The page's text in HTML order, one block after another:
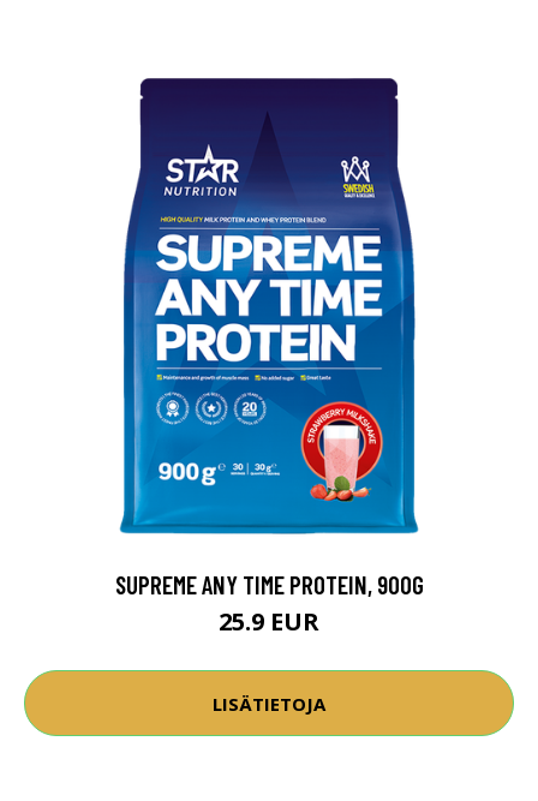
SUPREME ANY TIME PROTEIN, 900G
25.9 EUR
LISÄTIETOJA